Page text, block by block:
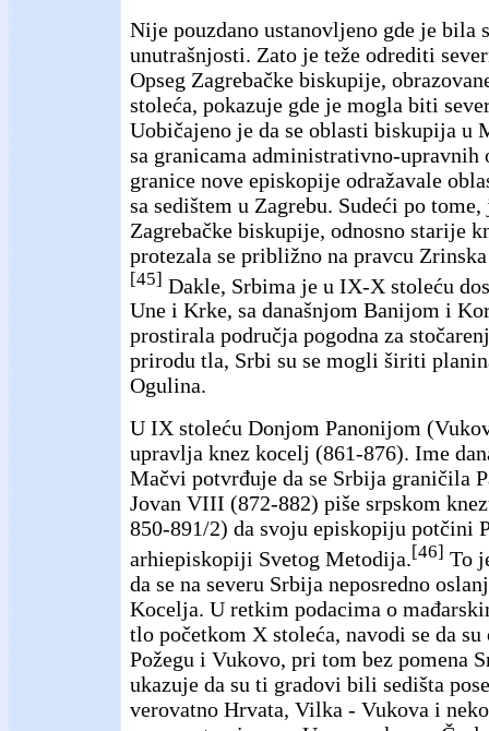
Nije pouzdano ustanovljeno gde je bila
unutrašnjosti. Zato je teže odrediti
Opseg Zagrebačke biskupije,
stoleća, pokazuje gde je mogla biti
Uobičajeno je da se oblasti biskupija u
sa granicama administrativno-upravnih
granice nove episkopije odražavale
sa sedištem u Zagrebu. Sudeći po
Zagrebačke biskupije, odnosno starije
protezala se približno na pravcu
[45] Dakle, Srbima je u IX-X stoleću
Une i Krke, sa današnjom Banijom i
prostirala područja pogodna za
prirodu tla, Srbi su se mogli širiti
Ogulina.
U IX stoleću Donjom Panonijom
upravlja knez kocelj (861-876). Ime
Mačvi potvrđuje da se Srbija graničila
Jovan VIII (872-882) piše srpskom
850-891/2) da svoju episkopiju potčini
arhiepiskopiji Svetog Metodija.[46] To
da se na severu Srbija neposredno
Kocelja. U retkim podacima o
tlo početkom X stoleća, navodi se da
Požegu i Vukovo, pri tom bez pomena
ukazuje da su ti gradovi bili sedišta
verovatno Hrvata, Vilka - Vukova i